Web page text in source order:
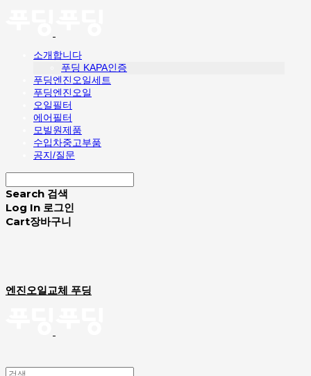
소개합니다
푸딩 KAPA인증
푸딩엔진오일세트
푸딩엔진오일
오일필터
에어필터
모빌원제품
수입차중고부품
공지/질문
Search 검색
Log In 로그인
Cart장바구니
엔진오일교체 푸딩